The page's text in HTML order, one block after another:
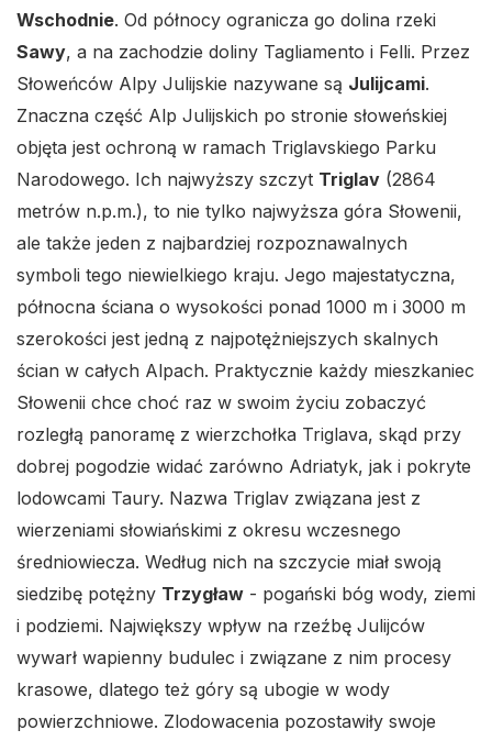
Wschodnie. Od północy ogranicza go dolina rzeki
Sawy, a na zachodzie doliny Tagliamento i Felli. Przez
Słoweńców Alpy Julijskie nazywane są Julijcami.
Znaczna część Alp Julijskich po stronie słoweńskiej
objęta jest ochroną w ramach Triglavskiego Parku
Narodowego. Ich najwyższy szczyt Triglav (2864
metrów n.p.m.), to nie tylko najwyższa góra Słowenii,
ale także jeden z najbardziej rozpoznawalnych
symboli tego niewielkiego kraju. Jego majestatyczna,
północna ściana o wysokości ponad 1000 m i 3000 m
szerokości jest jedną z najpotężniejszych skalnych
ścian w całych Alpach. Praktycznie każdy mieszkaniec
Słowenii chce choć raz w swoim życiu zobaczyć
rozległą panoramę z wierzchołka Triglava, skąd przy
dobrej pogodzie widać zarówno Adriatyk, jak i pokryte
lodowcami Taury. Nazwa Triglav związana jest z
wierzeniami słowiańskimi z okresu wczesnego
średniowiecza. Według nich na szczycie miał swoją
siedzibę potężny Trzygław - pogański bóg wody, ziemi
i podziemi. Największy wpływ na rzeźbę Julijców
wywarł wapienny budulec i związane z nim procesy
krasowe, dlatego też góry są ubogie w wody
powierzchniowe. Zlodowacenia pozostawiły swoje